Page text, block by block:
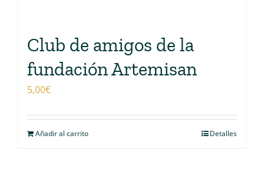
Club de amigos de la
fundación Artemisan
5,00€
Añadir al carrito Detalles